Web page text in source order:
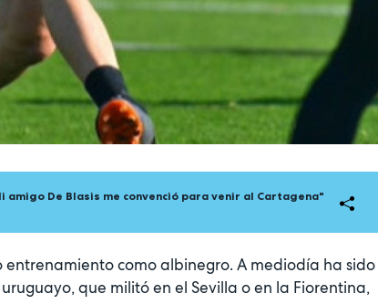
amigo De Blasis me convenció para venir al Cartagena"
como albinegro. A mediodía ha sido
que militó en el Sevilla o en la Fiorentina,